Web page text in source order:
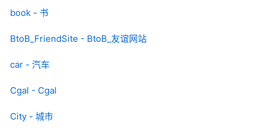
book - 书
BtoB_FriendSite - BtoB_友谊网站
car - 汽车
Cgal - Cgal
City - 城市